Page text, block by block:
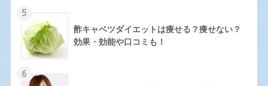
5
酢キャベツダイエットは痩せる？痩せない？
効果・効能や口コミも！
6